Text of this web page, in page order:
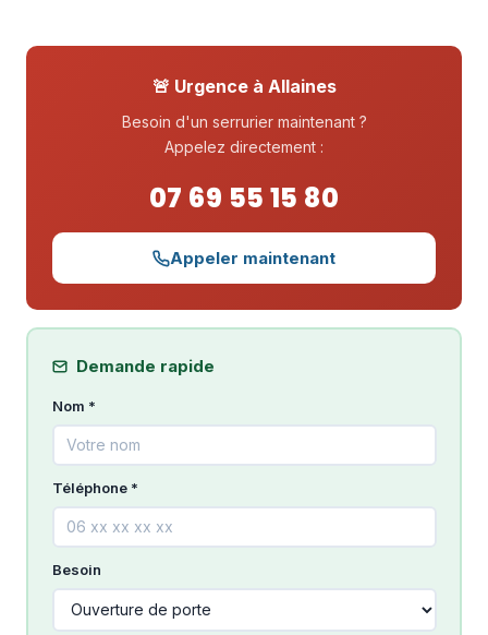
🚨 Urgence à Allaines
Besoin d'un serrurier maintenant ?
Appelez directement :
07 69 55 15 80
Appeler maintenant
Demande rapide
Nom *
Téléphone *
Besoin